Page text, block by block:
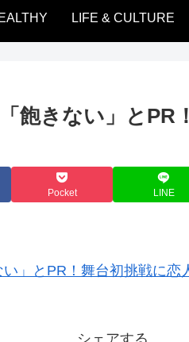
LIFE & CULTURE
飽きない」とPR
Pocket LINE